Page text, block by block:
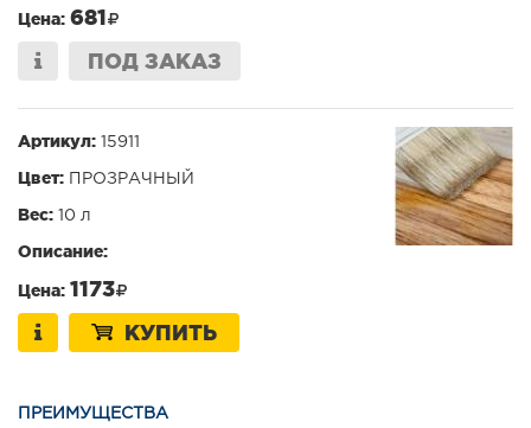
Цена: 681
ПОД ЗАКАЗ
Артикул: 15911
Цвет: ПРОЗРАЧНЫЙ
Вес: 10 л
Описание:
Цена: 1173
КУПИТЬ
ПРЕИМУЩЕСТВА